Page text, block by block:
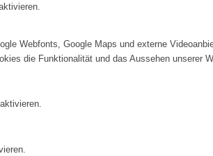
Webfonts, Google Maps und externe
die Funktionalität und das Aussehen unserer